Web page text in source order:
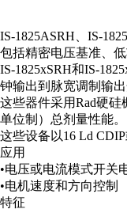
IS-1825ASRH、IS-
包括精密电压基准、
IS-1825xSRH和IS-
钟输出到脉宽调制输
这些器件采用Rad硬
单位制）总剂量性能。
这些设备以16 Ld
应用
•电压或电流模式开关
•电机速度和方向控制
特征